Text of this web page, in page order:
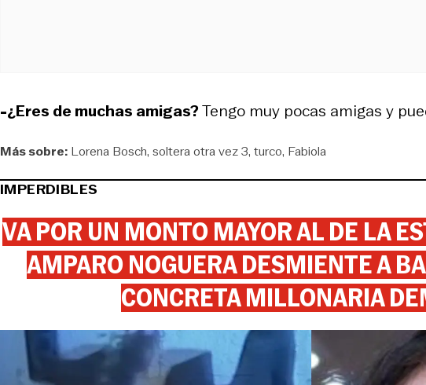
-¿Eres de muchas amigas?Tengo muy pocas amigas y
Más sobre: Lorena Bosch soltera otra vez 3 turco Fabiola
IMPERDIBLES
VA POR UN MONTO MAYOR AL DE LA
AMPARO NOGUERA DESMIENTE A
CONCRETA MILLONARIA